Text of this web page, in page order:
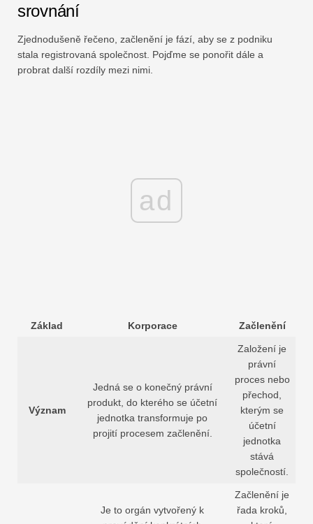
srovnání
Zjednodušeně řečeno, začlenění je fází, aby se z podniku
stala registrovaná společnost. Pojďme se ponořit dále a
probrat další rozdíly mezi nimi.
ad
Základ Korporace Začlenění
Význam
Jedná se o konečný právní
produkt, do kterého se účetní
jednotka transformuje po
projití procesem začlenění.
Založení je
právní
proces nebo
přechod,
kterým se
účetní
jednotka
stává
společností.
Je to orgán vytvořený k
Začlenění je
řada kroků,